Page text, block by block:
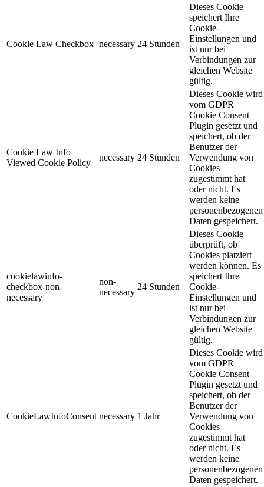
Cookie Law Checkbox necessary 24 Stunden
Dieses Cookie
speichert Ihre
Cookie-
Einstellungen und
ist nur bei
Verbindungen zur
gleichen Website
gültig.
Cookie Law Info
Viewed Cookie Policy
necessary 24 Stunden
Dieses Cookie wird
vom GDPR
Cookie Consent
Plugin gesetzt und
speichert, ob der
Benutzer der
Verwendung von
Cookies
zugestimmt hat
oder nicht. Es
werden keine
personenbezogenen
Daten gespeichert.
cookielawinfo-
checkbox-non-
necessary
non-
necessary
24 Stunden
Dieses Cookie
überprüft, ob
Cookies platziert
werden können. Es
speichert Ihre
Cookie-
Einstellungen und
ist nur bei
Verbindungen zur
gleichen Website
gültig.
CookieLawInfoConsent necessary 1 Jahr
Dieses Cookie wird
vom GDPR
Cookie Consent
Plugin gesetzt und
speichert, ob der
Benutzer der
Verwendung von
Cookies
zugestimmt hat
oder nicht. Es
werden keine
personenbezogenen
Daten gespeichert.